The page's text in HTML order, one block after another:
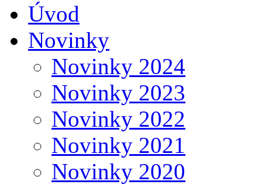
Úvod
Novinky
Novinky 2024
Novinky 2023
Novinky 2022
Novinky 2021
Novinky 2020